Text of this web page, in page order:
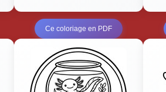
Ce coloriage en PDF